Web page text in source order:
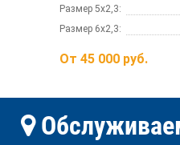
Размер 5х2,3:
Размер 6х2,3:
От 45 000 руб.